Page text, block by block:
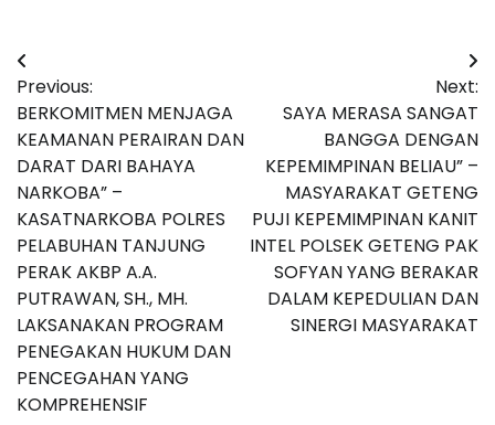
Navigasi
pos
Previous:
BERKOMITMEN MENJAGA
KEAMANAN PERAIRAN DAN
DARAT DARI BAHAYA
NARKOBA” –
KASATNARKOBA POLRES
PELABUHAN TANJUNG
PERAK AKBP A.A.
PUTRAWAN, SH., MH.
LAKSANAKAN PROGRAM
PENEGAKAN HUKUM DAN
PENCEGAHAN YANG
KOMPREHENSIF
Next:
SAYA MERASA SANGAT
BANGGA DENGAN
KEPEMIMPINAN BELIAU” –
MASYARAKAT GETENG
PUJI KEPEMIMPINAN KANIT
INTEL POLSEK GETENG PAK
SOFYAN YANG BERAKAR
DALAM KEPEDULIAN DAN
SINERGI MASYARAKAT